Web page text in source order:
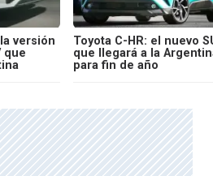
versión
que
Toyota C-HR: el nuevo
que llegará a la
para fin de año